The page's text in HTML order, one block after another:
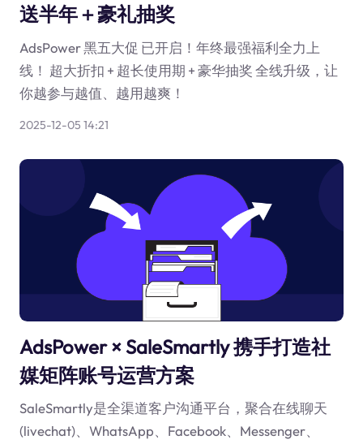
送半年＋豪礼抽奖
AdsPower 黑五大促 已开启！年终最强福利全力上
线！ 超大折扣 + 超长使用期 + 豪华抽奖 全线升级，让
你越参与越值、越用越爽！
2025-12-05 14:21
AdsPower × SaleSmartly 携手打造社
媒矩阵账号运营方案
SaleSmartly是全渠道客户沟通平台，聚合在线聊天
(livechat)、WhatsApp、Facebook、Messenger、